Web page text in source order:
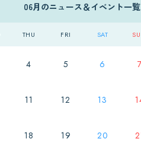
06月のニュース＆イベント一覧
THU FRI SAT
4 5 6
11 12 13
18 19 20